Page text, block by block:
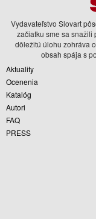
Vydavateľstvo Slovart
začiatku sme sa snažili
dôležitú úlohu zohráva
obsah spája s
Aktuality
Ocenenia
Katalóg
Autori
FAQ
PRESS